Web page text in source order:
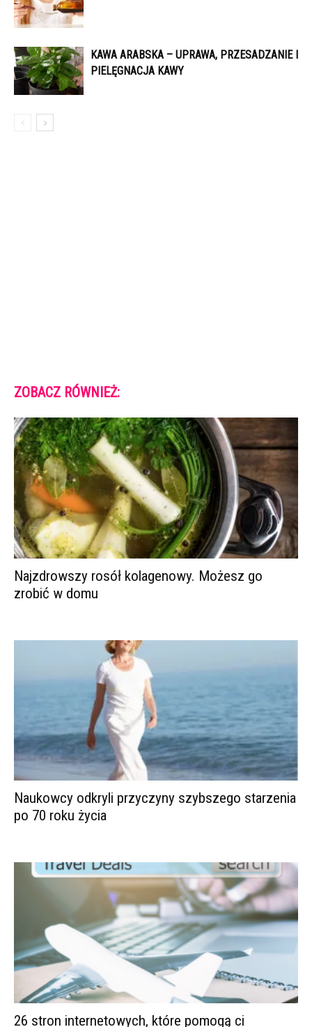
KAWA ARABSKA – UPRAWA, PRZESADZANIE I
PIELĘGNACJA KAWY
ZOBACZ RÓWNIEŻ:
Najzdrowszy rosół kolagenowy. Możesz go
zrobić w domu
Naukowcy odkryli przyczyny szybszego starzenia
po 70 roku życia
26 stron internetowych, które pomogą ci